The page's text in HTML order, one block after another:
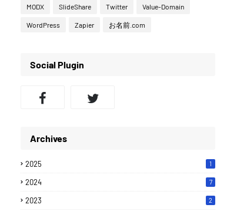
MODX SlideShare Twitter Value-Domain
WordPress Zapier お名前.com
Social Plugin
Archives
2025 1
2024 7
2023 2